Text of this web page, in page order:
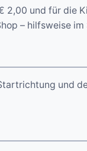
und für die
– hilfsweise
und